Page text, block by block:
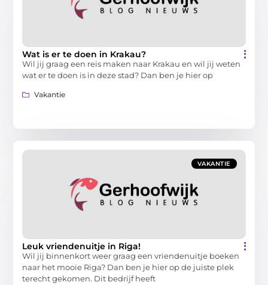
Wat is er te doen in Krakau?
Wil jij graag een reis maken naar Krakau en wil jij weten
wat er te doen is in deze stad? Dan ben je hier op
Vakantie
VAKANTIE
Leuk vriendenuitje in Riga!
Wil jij binnenkort weer graag een vriendenuitje boeken
naar het mooie Riga? Dan ben je hier op de juiste plek
terecht gekomen. Dit bedrijf heeft